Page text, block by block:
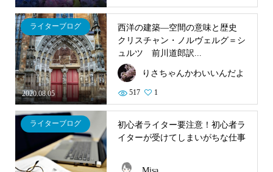
2020.08.05
ライターブログ
西洋の建築―空間の意味と歴史
クリスチャン・ノルヴェルグ＝シ
ュルツ 前川道郎訳...
りさちゃんかわいいんだよ
517 1
ライターブログ
初心者ライター要注意！初心者ラ
イターが受けてしまいがちな仕事
Misa